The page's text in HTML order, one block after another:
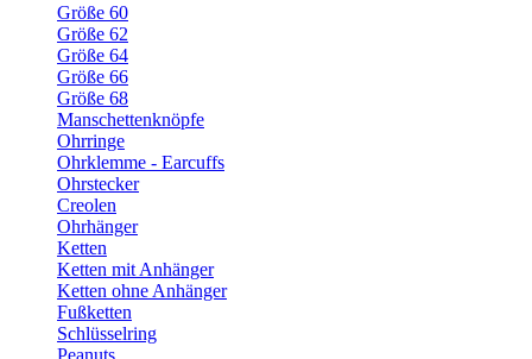
Größe 60
Größe 62
Größe 64
Größe 66
Größe 68
Manschettenknöpfe
Ohrringe
Ohrklemme - Earcuffs
Ohrstecker
Creolen
Ohrhänger
Ketten
Ketten mit Anhänger
Ketten ohne Anhänger
Fußketten
Schlüsselring
Peanuts